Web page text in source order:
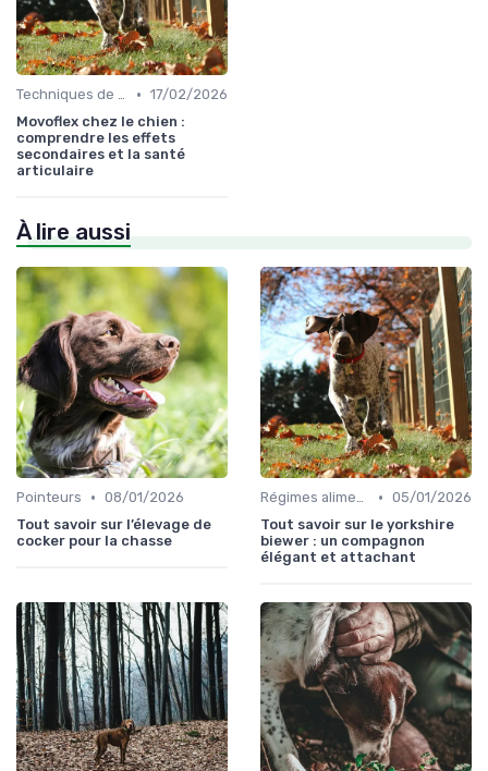
Techniques de base • 17/02/2026
Movoflex chez le chien :
comprendre les effets
secondaires et la santé
articulaire
À lire aussi
Pointeurs • 08/01/2026
Tout savoir sur l’élevage de
cocker pour la chasse
Régimes alimentaires spécifiques • 05/01/2026
Tout savoir sur le yorkshire
biewer : un compagnon
élégant et attachant